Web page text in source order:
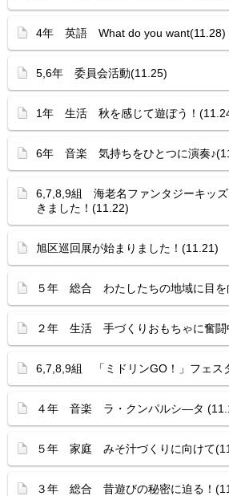
4年 英語 What do you want(11.28)
5,6年 委員会活動(11.25)
1年 生活 秋を感じて遊ぼう！
6年 音楽 気持ちをひとつに演奏
6,7,8,9組 海老名ファンタジーキッズ
きました！(11.22)
旭区巡回展が始まりました！(11.21)
５年 総合 わたしたちの地域に目
２年 生活 手づくりおもちゃに奮闘
6,7,8,9組 「ミドリンGO！」フェス
４年 音楽 ラ・クンパルシ—タ
５年 家庭 みそ汁づくりに向けて
３年 総合 昔遊びの秘密に迫る！